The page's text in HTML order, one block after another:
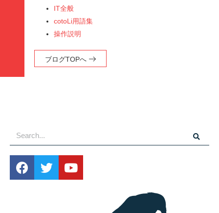
IT全般
cotoLi用語集
操作説明
ブログTOPへ